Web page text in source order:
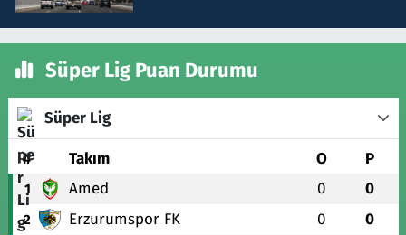
Süper Lig Puan Durumu
Süper Lig
# Takım O P
1 Amed 0 0
2 Erzurumspor FK 0 0